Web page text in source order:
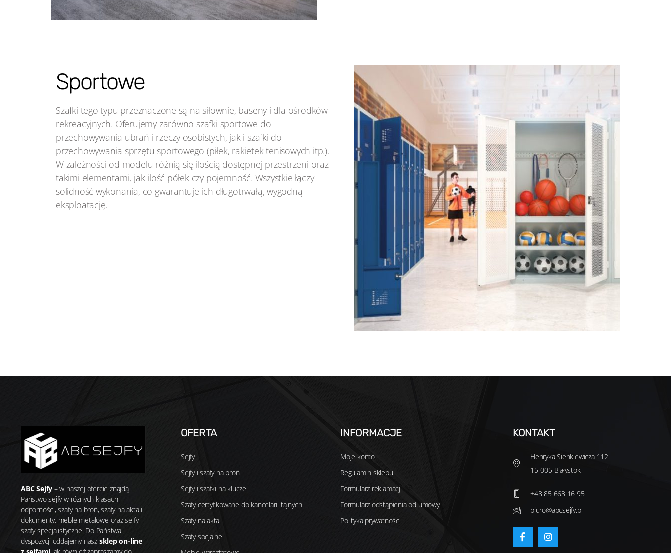
Sportowe
Szafki tego typu przeznaczone są na siłownie, baseny i dla ośrodków
rekreacyjnych. Oferujemy zarówno szafki sportowe do
przechowywania ubrań i rzeczy osobistych, jak i szafki do
przechowywania sprzętu sportowego (piłek, rakietek tenisowych itp.).
W zależności od modelu różnią się ilością dostępnej przestrzeni oraz
takimi elementami, jak ilość półek czy pojemność. Wszystkie łączy
solidność wykonania, co gwarantuje ich długotrwałą, wygodną
eksploatację.
ABC Sejfy – w naszej ofercie znajdą
Państwo sejfy w różnych klasach
odporności, szafy na broń, szafy na akta i
dokumenty, meble metalowe oraz sejfy i
szafy specjalistyczne. Do Państwa
dyspozycji oddajemy nasz sklep on-line
OFERTA
Sejfy
Sejfy i szafy na broń
Sejfy i szafki na klucze
Szafy certyfikowane do kancelarii tajnych
Szafy na akta
Szafy socjalne
INFORMACJE
Moje konto
Regulamin sklepu
Formularz reklamacji
Formularz odstąpienia od umowy
Polityka prywatności
KONTAKT
Henryka Sienkiewicza 112
15-005 Białystok
+48 85 663 16 95
biuro@abcsejfy.pl